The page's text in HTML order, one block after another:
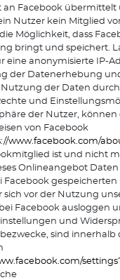
an Facebook
Nutzer kein Mitglied
Möglichkeit, dass
bringt und speichert.
eine anonymisierte IP-
der Datenerhebung
der Daten durch
und
der Nutzer, können
von Facebook
www.facebook.com/
ist und nicht
Onlineangebot
Facebook
sich vor der Nutzung
Facebook ausloggen
und
sind innerhalb